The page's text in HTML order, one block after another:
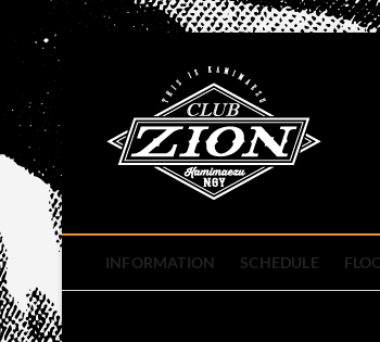
content
INFORMATION SCHEDULE